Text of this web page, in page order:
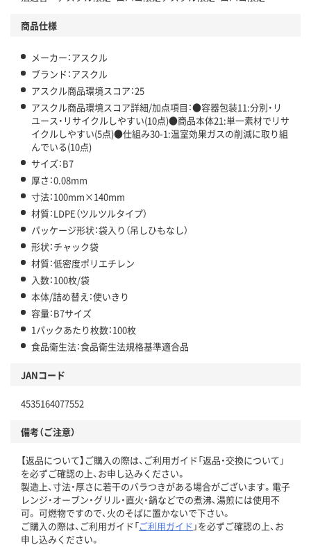
商品仕様
メーカー：アスクル
ブランド：アスクル
アスクル商品環境スコア：25
アスクル商品環境スコア詳細/加点項目：●容器包装11:分別・リ
ユース・リサイクルしやすい(10点)●商品本体21:単一素材でリサ
イクルしやすい(5点)●仕組み30-1:温室効果ガスの削減に取り組
んでいる(10点)
サイズ：B7
厚さ：0.08mm
寸法：100mm×140mm
材質：LDPE（ツルツルタイプ）
パッケージ形状：袋入り（吊しひもなし）
形状：チャック袋
材質：低密度ポリエチレン
入数：100枚/袋
本体/詰め替え：使いきり
容量：B7サイズ
1パックあたり枚数：100枚
食品衛生法：食品衛生法規格基準適合品
JANコード
4535164077552
備考（ご注意）
【返品について】ご購入の際は、ご利用ガイド「返品・交換について」
を必ずご確認の上、お申し込みください。
製造上、寸法・厚さに若干のバラつきがある場合がございます。電子
レンジ・オーブン・グリル・直火・鍋などでの煮沸、湯煎には使用不
可。 可燃物ですので、火のそばに置かないで下さい。
ご購入の際は、ご利用ガイド「ご利用ガイド 」を必ずご確認の上、お
申し込みください。